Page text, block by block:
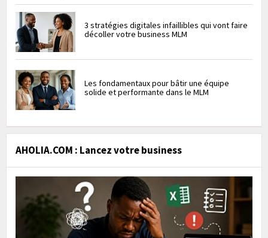
3 stratégies digitales infaillibles qui vont faire
décoller votre business MLM
Les fondamentaux pour bâtir une équipe
solide et performante dans le MLM
AHOLIA.COM : Lancez votre business